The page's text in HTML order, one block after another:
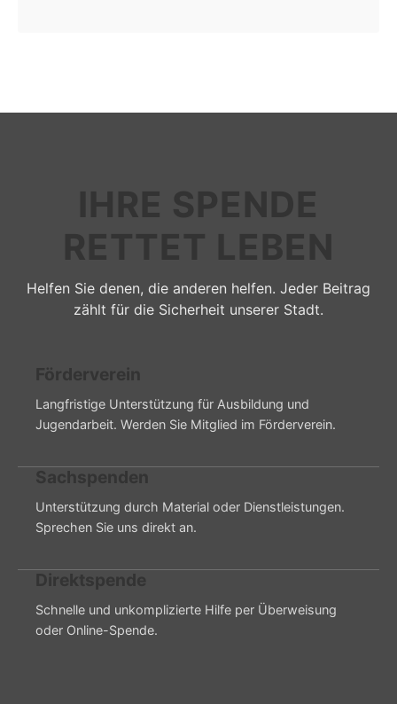
IHRE SPENDE
RETTET LEBEN
Helfen Sie denen, die anderen helfen. Jeder Beitrag
zählt für die Sicherheit unserer Stadt.
Förderverein
Langfristige Unterstützung für Ausbildung und
Jugendarbeit. Werden Sie Mitglied im Förderverein.
Sachspenden
Unterstützung durch Material oder Dienstleistungen.
Sprechen Sie uns direkt an.
Direktspende
Schnelle und unkomplizierte Hilfe per Überweisung
oder Online-Spende.